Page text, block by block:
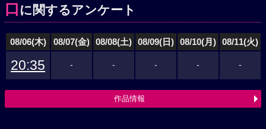
口 に関するアンケート
08/06(木) 08/07(金) 08/08(土) 08/09(日) 08/10(月) 08/11(火)
20:35 - - - - -
作品情報